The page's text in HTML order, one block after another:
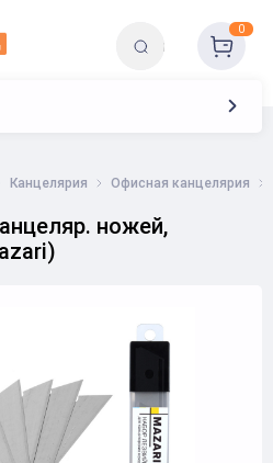
0
Канцелярия Офисная канцелярия
ножей,